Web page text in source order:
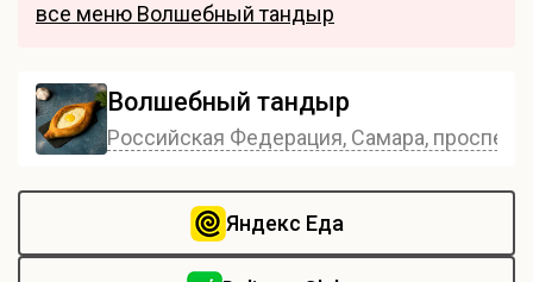
все меню Волшебный тандыр
Волшебный тандыр
Российская Федерация, Самара,
Яндекс Еда